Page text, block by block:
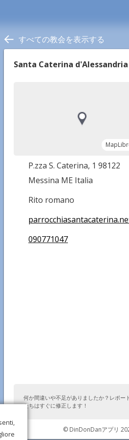
すべての教会を表示する
Santa Caterina d'Alessandria
P.zza S. Caterina, 1 98122
Messina ME Italia
Rito romano
090771047
何か間違いや不足がありましたか？レポー
たちはすぐに修正します！
© DinDonDanアプリ